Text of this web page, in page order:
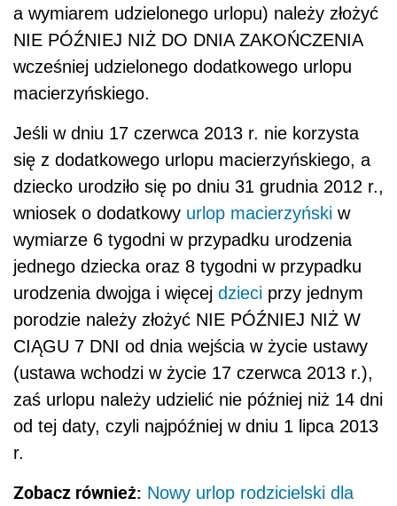
a wymiarem udzielonego urlopu) należy złożyć
NIE PÓŹNIEJ NIŻ DO DNIA ZAKOŃCZENIA
wcześniej udzielonego dodatkowego urlopu
macierzyńskiego.
Jeśli w dniu 17 czerwca 2013 r. nie korzysta
się z dodatkowego urlopu macierzyńskiego, a
dziecko urodziło się po dniu 31 grudnia 2012 r.,
wniosek o dodatkowy urlop macierzyński w
wymiarze 6 tygodni w przypadku urodzenia
jednego dziecka oraz 8 tygodni w przypadku
urodzenia dwojga i więcej dzieci przy jednym
porodzie należy złożyć NIE PÓŹNIEJ NIŻ W
CIĄGU 7 DNI od dnia wejścia w życie ustawy
(ustawa wchodzi w życie 17 czerwca 2013 r.),
zaś urlopu należy udzielić nie później niż 14 dni
od tej daty, czyli najpóźniej w dniu 1 lipca 2013
r.
Zobacz również: Nowy urlop rodzicielski dla